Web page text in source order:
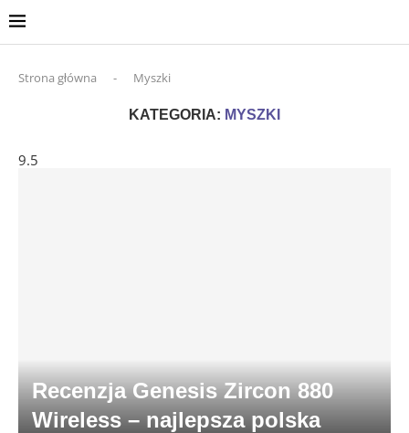
Strona główna - Myszki
KATEGORIA: MYSZKI
9.5
Recenzja Genesis Zircon 880
Wireless – najlepsza polska